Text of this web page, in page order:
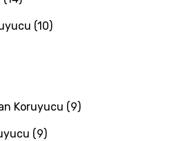
(10)
Koruyucu (9)
(9)